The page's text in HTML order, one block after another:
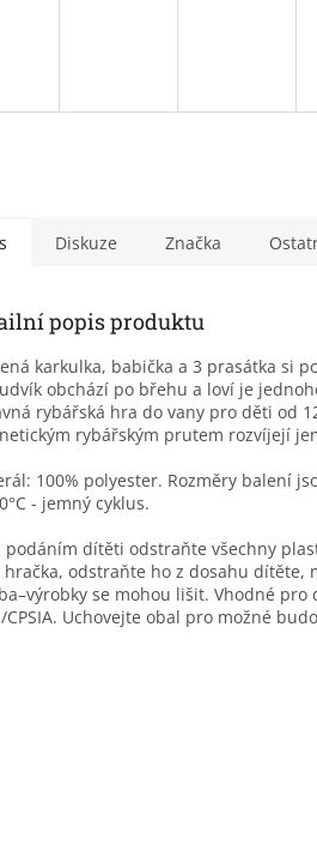
Diskuze Značka
popis produktu
karkulka, babička a 3 prasátka si
obchází po břehu a loví je
rybářská hra do vany pro děti od
rybářským prutem rozvíjejí
100% polyester. Rozměry balení
- jemný cyklus.
podáním dítěti odstraňte všechny
odstraňte ho z dosahu dítěte,
se mohou lišit. Vhodné pro
CPSIA. Uchovejte obal pro možné